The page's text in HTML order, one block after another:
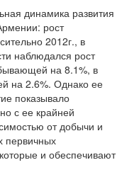
динамика развития
рост
2012г., в
наблюдался рост
на 8.1%, в
на 2.6%. Однако ее
показывало
с ее крайней
от добычи и
первичных
и обеспечивают